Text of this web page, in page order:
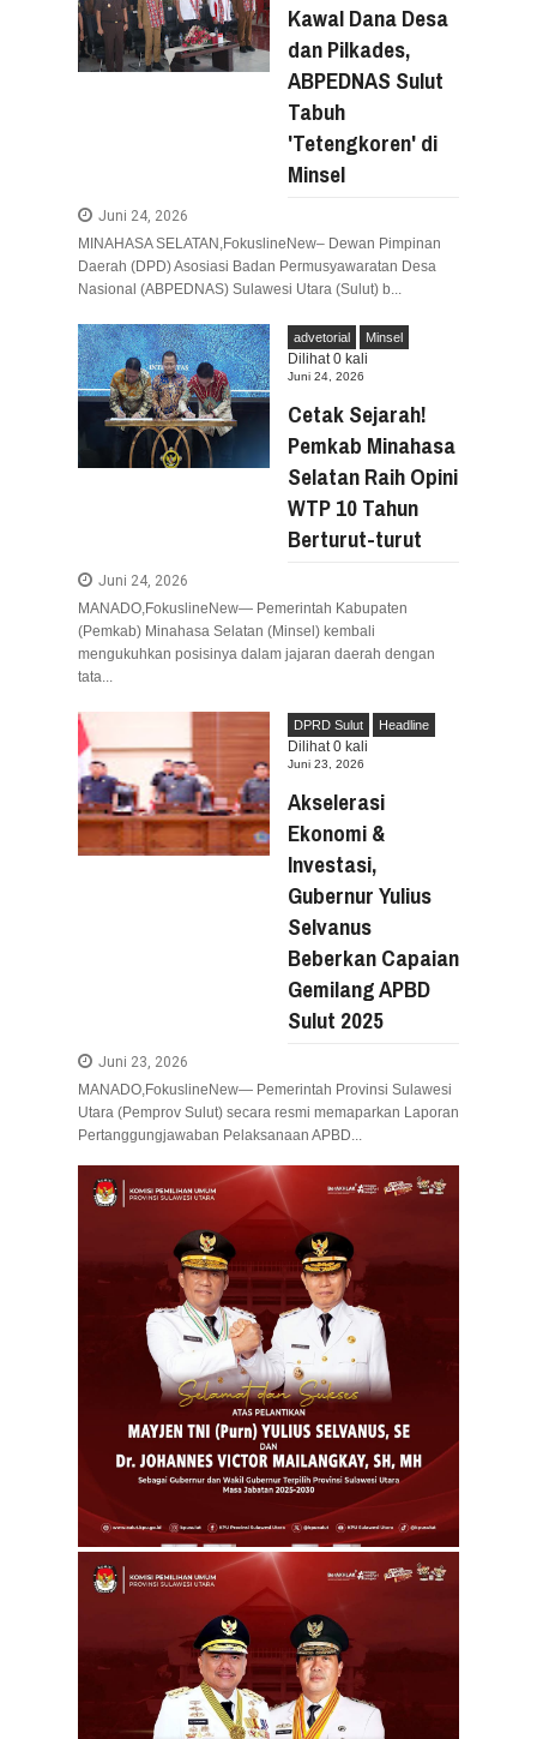
Kawal Dana Desa
dan Pilkades,
ABPEDNAS Sulut
Tabuh
'Tetengkoren' di
Minsel
Juni 24, 2026
​MINAHASA SELATAN,FokuslineNew– Dewan Pimpinan
Daerah (DPD) Asosiasi Badan Permusyawaratan Desa
Nasional (ABPEDNAS) Sulawesi Utara (Sulut) b...
advetorial Minsel
Dilihat 0 kali
Juni 24, 2026
Cetak Sejarah!
Pemkab Minahasa
Selatan Raih Opini
WTP 10 Tahun
Berturut-turut
Juni 24, 2026
​MANADO,FokuslineNew— Pemerintah Kabupaten
(Pemkab) Minahasa Selatan (Minsel) kembali
mengukuhkan posisinya dalam jajaran daerah dengan
tata...
DPRD Sulut Headline
Dilihat 0 kali
Juni 23, 2026
Akselerasi
Ekonomi &
Investasi,
Gubernur Yulius
Selvanus
Beberkan Capaian
Gemilang APBD
Sulut 2025
Juni 23, 2026
​MANADO,FokuslineNew— Pemerintah Provinsi Sulawesi
Utara (Pemprov Sulut) secara resmi memaparkan Laporan
Pertanggungjawaban Pelaksanaan APBD...